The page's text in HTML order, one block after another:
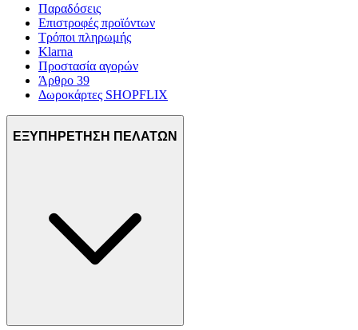
Παραδόσεις
Επιστροφές προϊόντων
Τρόποι πληρωμής
Klarna
Προστασία αγορών
Άρθρο 39
Δωροκάρτες SHOPFLIX
ΕΞΥΠΗΡΕΤΗΣΗ ΠΕΛΑΤΩΝ